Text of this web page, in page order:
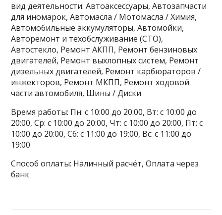
вид деятельности: Автоаксессуары, Автозапчасти
для иномарок, Автомасла / Мотомасла / Химия,
Автомобильные аккумуляторы, Автомойки,
Авторемонт и техобслуживание (СТО),
Автостекло, Ремонт АКПП, Ремонт бензиновых
двигателей, Ремонт выхлопных систем, Ремонт
дизельных двигателей, Ремонт карбюраторов /
инжекторов, Ремонт МКПП, Ремонт ходовой
части автомобиля, Шины / Диски
Время работы: Пн: с 10:00 до 20:00, Вт: с 10:00 до
20:00, Ср: с 10:00 до 20:00, Чт: с 10:00 до 20:00, Пт: с
10:00 до 20:00, Сб: с 11:00 до 19:00, Вс: с 11:00 до
19:00
Способ оплаты: Наличный расчёт, Оплата через
банк